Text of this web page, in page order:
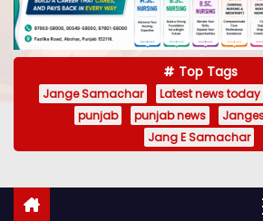
Top Tags
Jange Samachar Latest news today
punjab
punjab news
Jang E Samachar